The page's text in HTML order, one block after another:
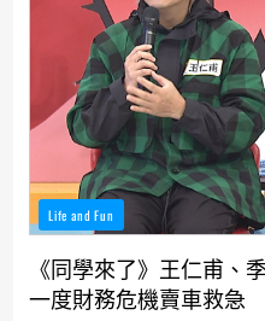
Life and Fun
《同學來了》王仁甫、
一度財務危機賣車救急